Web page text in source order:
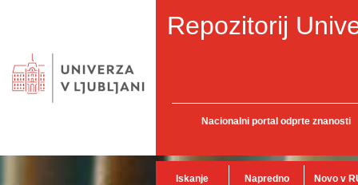
Repozitorij
Nacionalni portal odprte znanosti
Iskanje Napredno Novo v